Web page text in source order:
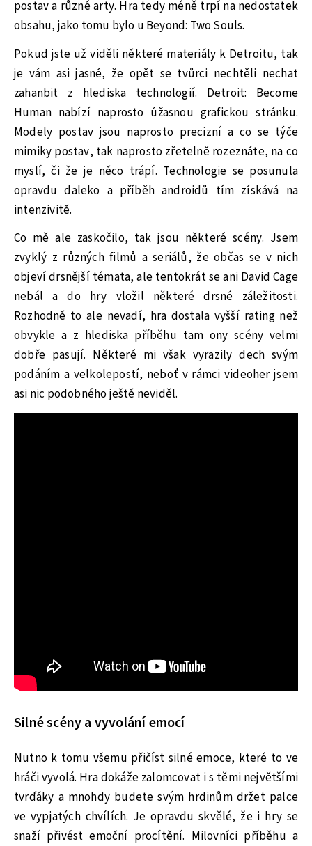
postav a různé arty. Hra tedy méně trpí na nedostatek
obsahu, jako tomu bylo u Beyond: Two Souls.
Pokud jste už viděli některé materiály k Detroitu, tak
je vám asi jasné, že opět se tvůrci nechtěli nechat
zahanbit z hlediska technologií. Detroit: Become
Human nabízí naprosto úžasnou grafickou stránku.
Modely postav jsou naprosto precizní a co se týče
mimiky postav, tak naprosto zřetelně rozeznáte, na co
myslí, či že je něco trápí. Technologie se posunula
opravdu daleko a příběh androidů tím získává na
intenzivitě.
Co mě ale zaskočilo, tak jsou některé scény. Jsem
zvyklý z různých filmů a seriálů, že občas se v nich
objeví drsnější témata, ale tentokrát se ani David Cage
nebál a do hry vložil některé drsné záležitosti.
Rozhodně to ale nevadí, hra dostala vyšší rating než
obvykle a z hlediska příběhu tam ony scény velmi
dobře pasují. Některé mi však vyrazily dech svým
podáním a velkolepostí, neboť v rámci videoher jsem
asi nic podobného ještě neviděl.
Silné scény a vyvolání emocí
Nutno k tomu všemu přičíst silné emoce, které to ve
hráči vyvolá. Hra dokáže zalomcovat i s těmi největšími
tvrďáky a mnohdy budete svým hrdinům držet palce
ve vypjatých chvílích. Je opravdu skvělé, že i hry se
snaží přivést emoční procítění. Milovníci příběhu a